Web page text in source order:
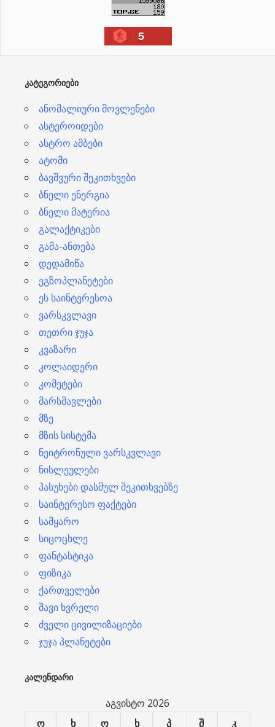
5
ᲙᲐᲢᲔᲒᲝᲠᲘᲔᲑᲘ
ანომალიური მოვლენები
ასტეროიდები
ასტრო ამბები
ატომი
ბავშვური შეკითხვები
ბნელი ენერგია
ბნელი მატერია
გალაქტიკები
გამა-ანთება
დედამიწა
ეგზოპლანეტები
ეს საინტერესოა
ვარსკვლავი
თეთრი ჯუჯა
კვაზარი
კოლაიდერი
კომეტები
მარსმავლები
მზე
მზის სისტემა
ნეიტრონული ვარსკვლავი
ნისლეულები
პასუხები დასმულ შეკითხვებზე
საინტერესო ფაქტები
სამყარო
სიცოცხლე
ფანტასტიკა
ფიზიკა
ქართველები
შავი ხვრელი
ძველი ცივილიზაციები
ჯუჯა პლანეტები
ᲙᲐᲚᲔᲜᲓᲐᲠᲘ
აგვისტო 2026
ო
ხ ო ხ პ შ კ